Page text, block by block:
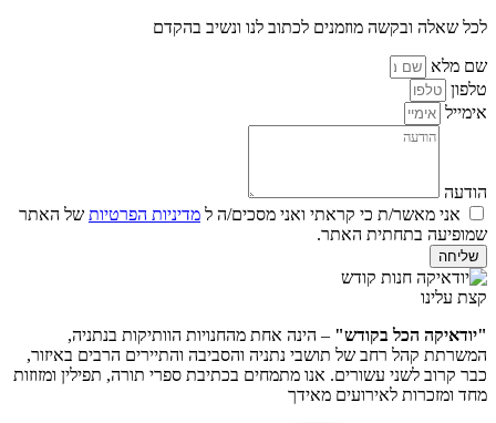
לכל שאלה ובקשה מוזמנים לכתוב לנו ונשיב בהקדם
שם מלא
טלפון
אימייל
הודעה
אני מאשר/ת כי קראתי ואני מסכים/ה ל מדיניות הפרטיות של האתר
שמופיעה בתחתית האתר.
שליחה
קצת עלינו
"יודאיקה הכל בקודש" – הינה אחת מהחנויות הוותיקות בנתניה,
המשרתת קהל רחב של תושבי נתניה והסביבה והתיירים הרבים באיזור,
כבר קרוב לשני עשורים. אנו מתמחים בכתיבת ספרי תורה, תפילין ומזוזות
מחד ומזכרות לאירועים מאידך